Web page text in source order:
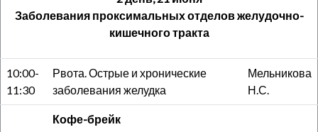
Заболевания проксимальных отделов желудочно-
кишечного тракта
10:00-
11:30
Рвота. Острые и хронические
заболевания желудка
Мельникова
Н.С.
Кофе-брейк